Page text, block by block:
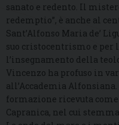
sanato e redento. Il
redemptio”, è anche al
Sant’Alfonso Maria de’
suo cristocentrismo e per
l’insegnamento della
Vincenzo ha profuso in
all’Accademia
formazione ricevuta
Capranica, nel cui